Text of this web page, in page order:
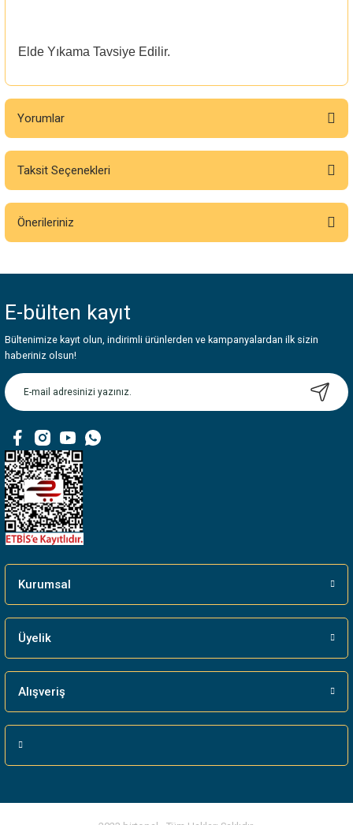
Elde Yıkama Tavsiye Edilir.
Yorumlar
Bu ürüne ilk yorumu siz yapın!
Taksit Seçenekleri
Önerileriniz
Görüş ve önerileriniz için teşekkür ederiz.
Ürün resmi kalitesiz, bozuk veya görüntülenemiyor.
Ürün açıklamasında eksik bilgiler bulunuyor.
Ürün bilgilerinde hatalar bulunuyor.
Bu ürüne benzer farklı alternatifler olmalı.
E-bülten kayıt
Bültenimize kayıt olun, indirimli ürünlerden ve kampanyalardan ilk sizin
haberiniz olsun!
Kurumsal
Üyelik
Alışveriş